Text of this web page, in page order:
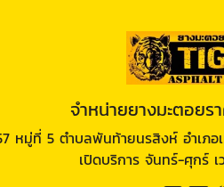
จำหน่ายยางมะตอยร
หมู่ที่ 5 ตำบลพันท้ายนรสิงห์ อำเภ
เปิดบริการ จันทร์-ศุกร์ เ